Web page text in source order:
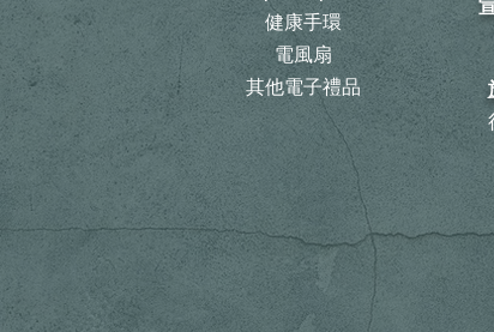
健康手環
電風扇
其他電子禮品